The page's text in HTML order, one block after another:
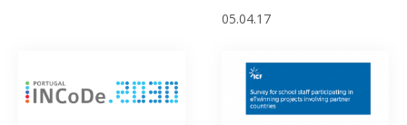
05.04.17